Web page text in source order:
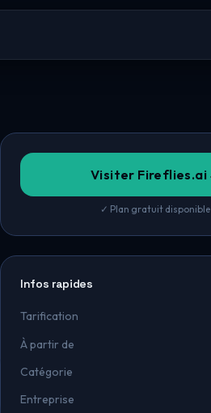
Visiter Fireflies.ai
✓ Plan gratuit disponible
Infos rapides
Tarification
À partir de
Catégorie
Entreprise